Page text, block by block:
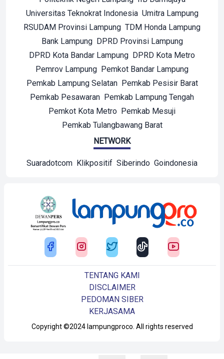
Universitas Teknokrat Indonesia Umitra Lampung
RSUDAM Provinsi Lampung TDM Honda Lampung
Bank Lampung DPRD Provinsi Lampung
DPRD Kota Bandar Lampung DPRD Kota Metro
Pemrov Lampung Pemkot Bandar Lampung
Pemkab Lampung Selatan Pemkab Pesisir Barat
Pemkab Pesawaran Pemkab Lampung Tengah
Pemkot Kota Metro Pemkab Mesuji
Pemkab Tulangbawang Barat
NETWORK
Suaradotcom Klikpositif Siberindo Goindonesia
Copyright ©2024 lampungproco. All rights reserved
TENTANG KAMI
DISCLAIMER
PEDOMAN SIBER
KERJASAMA